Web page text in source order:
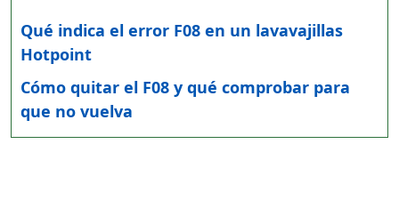
Qué indica el error F08 en un lavavajillas
Hotpoint
Cómo quitar el F08 y qué comprobar para
que no vuelva